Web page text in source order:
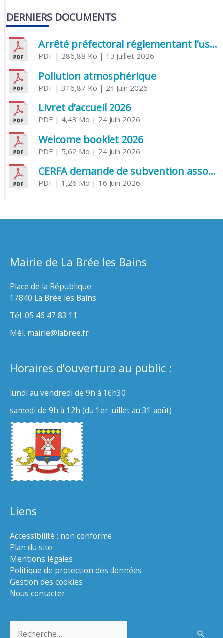
DERNIERS DOCUMENTS
Arrêté préfectoral réglementant l’usage de l’eau
PDF| 286,88 Ko | 10 Juillet 2026
Pollution atmosphérique
PDF| 316,87 Ko | 24 Juin 2026
Livret d’accueil 2026
PDF| 4,43 Mo | 24 Juin 2026
Welcome booklet 2026
PDF| 5,62 Mo | 24 Juin 2026
CERFA demande de subvention association
PDF| 1,26 Mo | 16 Juin 2026
Mairie de La Brée les Bains
Place de la République
17840 La Brée les Bains
Tél. 05 46 47 83 11
Mél. mairie@labree.fr
Horaires d’ouverture au public :
lundi au vendredi de 9h à 16h30
samedi de 9h à 12h (du 1er juillet au 31 août)
Liens
Accessibilité : non conforme
Plan du site
Mentions légales
Politique de protection des données
Gestion des cookies
Nous contacter